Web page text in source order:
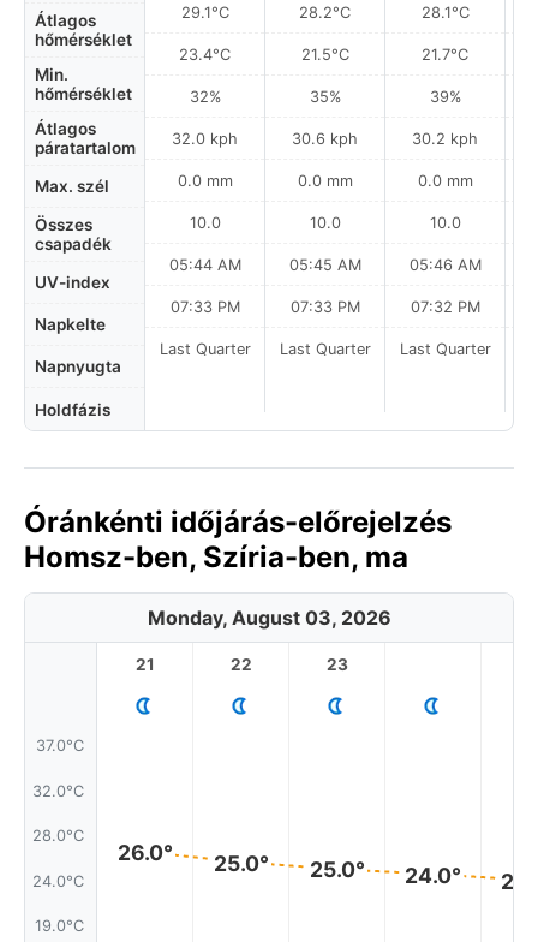
Átlagos
hőmérséklet
Min.
hőmérséklet
Átlagos
páratartalom
Max. szél
Összes
csapadék
UV-index
Napkelte
Napnyugta
Holdfázis
29.1°C
23.4°C
32%
32.0 kph
0.0 mm
10.0
05:44 AM
07:33 PM
Last Quarter
28.2°C
21.5°C
35%
30.6 kph
0.0 mm
10.0
05:45 AM
07:33 PM
Last Quarter
28.1°C
21.7°C
39%
30.2 kph
0.0 mm
10.0
05:46 AM
07:32 PM
Last Quarter
Óránkénti időjárás-előrejelzés
Homsz-ben, Szíria-ben, ma
Monday, August 03, 2026
37.0°C
32.0°C
28.0°C
24.0°C
19.0°C
21
26.0°
22
25.0°
23
25.0° 24.0°